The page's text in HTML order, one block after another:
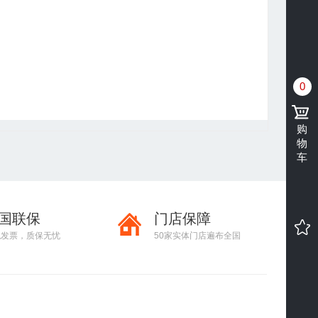
联保
票，质保无忧
门店保障
50家实体门店遍布全国
0
购
物
车